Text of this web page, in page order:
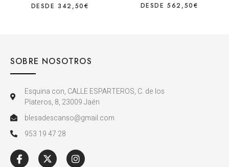
DESDE 342,50€
DESDE 562,50€
SOBRE NOSOTROS
Esquina con, CALLE ESPARTEROS, C. de los
Plateros, 8, 23009 Jaén
blesadescanso@gmail.com
953 19 47 28